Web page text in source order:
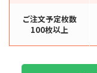
ご注文予定枚数
100枚以上